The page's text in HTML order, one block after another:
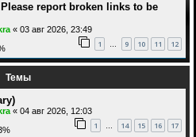
report broken links to be
« 03 авг 2026, 23:49
1 … 9 10 11 12
Темы
« 04 авг 2026, 12:03
1 … 14 15 16 17